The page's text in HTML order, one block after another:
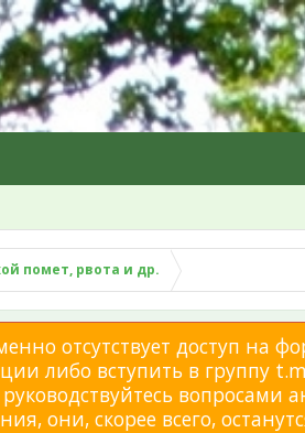
помет, рвота и др.
отсутствует доступ на
либо вступить в группу
вопросами
они, скорее всего,